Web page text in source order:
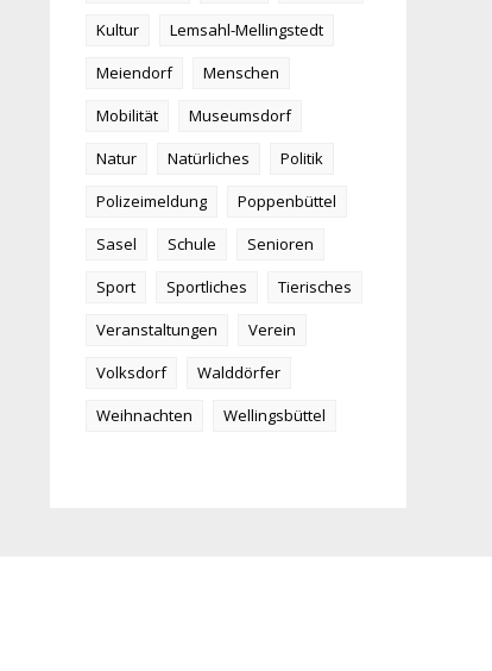
Kultur
Lemsahl-Mellingstedt
Meiendorf
Menschen
Mobilität
Museumsdorf
Natur
Natürliches
Politik
Polizeimeldung
Poppenbüttel
Sasel
Schule
Senioren
Sport
Sportliches
Tierisches
Veranstaltungen
Verein
Volksdorf
Walddörfer
Weihnachten
Wellingsbüttel